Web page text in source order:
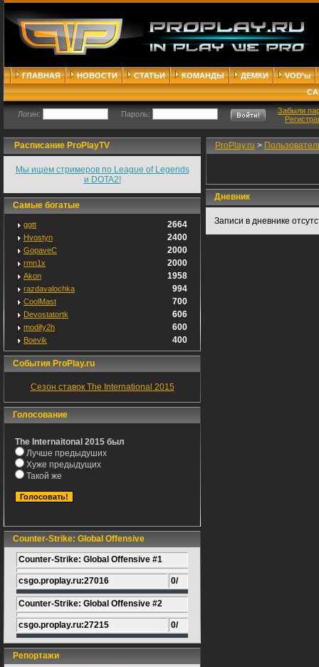
ГЛАВНАЯ НОВОСТИ СТАТЬИ КОМАНДЫ ДЕМКИ
VOD'ы
Логин: Пароль:
Забыли
Расписание ProPlayTV
Мы ищем стримеров по League of Legends
и DOTA2!
Самые богатые
ggtt 2664
Hvostyn 2400
GopaveC 2000
rmn1x 2000
Akon 1958
razdavalochka 994
CoolMast 700
Devostatortk 606
modify2h 600
Boevik 400
События ProPlay.ru
Сезон ставок The International 2015
Голосование
The Internaitonal 2015 был
Лучше предыдуших
Хуже предыдущих
Такой же
Counter-Strike: Global Offensive
Counter-Strike: Global Offensive #1
csgo.proplay.ru:27016 0/
Counter-Strike: Global Offensive #2
csgo.proplay.ru:27215 0/
Репортажи
ProPlay.ru >
Дневник
Записи в дневнике